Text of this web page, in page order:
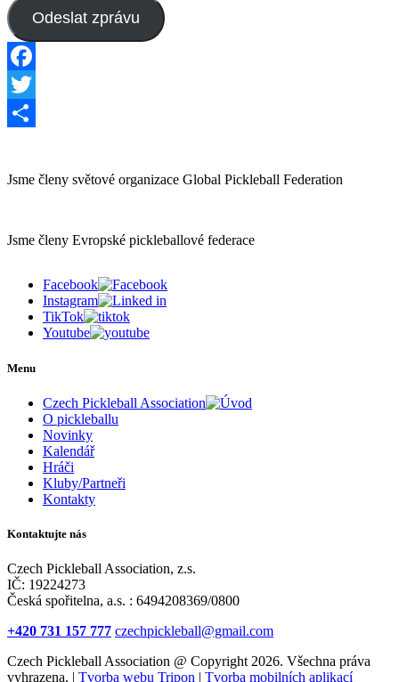
Odeslat zprávu
Facebook
Twitter
Jsme členy světové organizace Global Pickleball Federation
Jsme členy Evropské pickleballové federace
Facebook
Instagram
TikTok
Youtube
Menu
Czech Pickleball Association
O pickleballu
Novinky
Kalendář
Hráči
Kluby/Partneři
Kontakty
Kontaktujte nás
Czech Pickleball Association, z.s.
IČ: 19224273
Česká spořitelna, a.s. : 6494208369/0800
+420 731 157 777 czechpickleball@gmail.com
Czech Pickleball Association @ Copyright 2026. Všechna práva
vyhrazena. | Tvorba webu Tripon | Tvorba mobilních aplikací